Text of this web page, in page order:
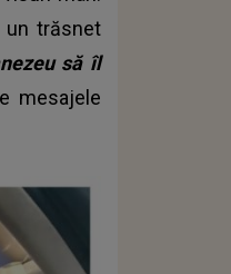
un trăsnet
să îl
mesajele